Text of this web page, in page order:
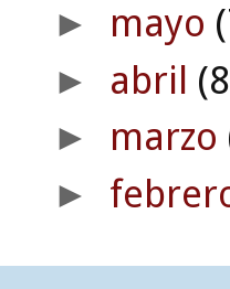
► mayo
► abril
► marzo
►